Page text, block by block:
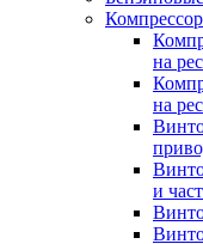
на
на
и